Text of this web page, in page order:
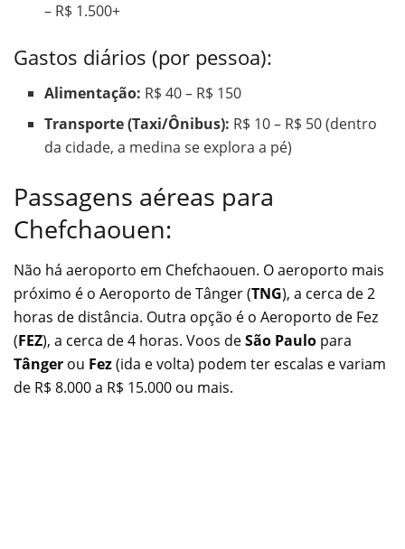
– R$ 1.500+
Gastos diários (por pessoa):
Alimentação: R$ 40 – R$ 150
Transporte (Taxi/Ônibus): R$ 10 – R$ 50 (dentro
da cidade, a medina se explora a pé)
Passagens aéreas para
Chefchaouen:
Não há aeroporto em Chefchaouen. O aeroporto mais
próximo é o Aeroporto de Tânger (TNG), a cerca de 2
horas de distância. Outra opção é o Aeroporto de Fez
(FEZ), a cerca de 4 horas. Voos deSão Paulo para
Tânger ou Fez(ida e volta) podem ter escalas e variam
de R$ 8.000 a R$ 15.000 ou mais.